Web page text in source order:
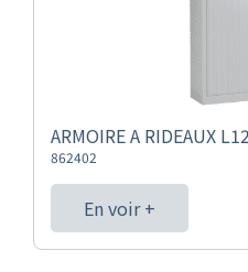
ARMOIRE A RIDEAUX
862402
En voir +